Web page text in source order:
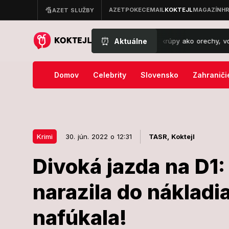
⏰ Aktuálne
Extrémny obrat počasia: Oravu zasiahli krúpy ako orechy, voda sa
Domov Celebrity Slovensko
Krimi 30. jún. 2022 o 12:31 TASR, Koktejl
Divoká jazda na
narazila do
nafúkala!
Divoká jazda